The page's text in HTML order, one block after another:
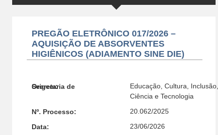
PREGÃO ELETRÔNICO 017/2026 –
AQUISIÇÃO DE ABSORVENTES
HIGIÊNICOS (ADIAMENTO SINE DIE)
Secretaria de Origem:
Educação, Cultura, Inclusão,
Ciência e Tecnologia
Nº. Processo: 20.062/2025
Data: 23/06/2026